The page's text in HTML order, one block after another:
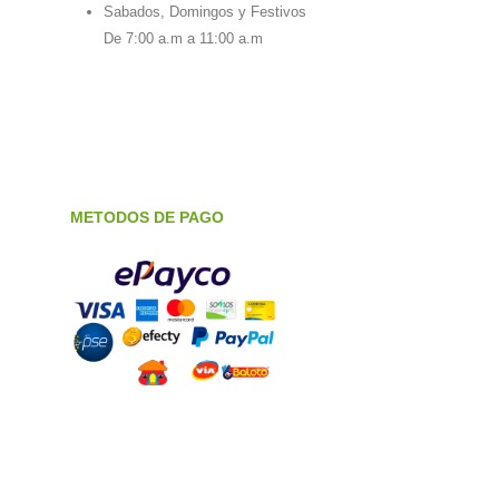
Sabados, Domingos y Festivos
De 7:00 a.m a 11:00 a.m
METODOS DE PAGO